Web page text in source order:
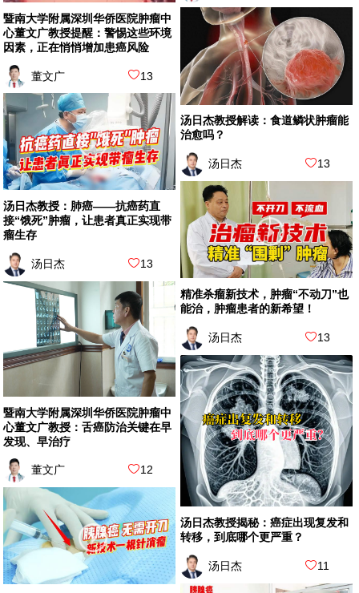
暨南大学附属深圳华侨医院肿瘤中
心董文广教授提醒：警惕这些环境
因素，正在悄悄增加患癌风险
董文广 13
汤日杰教授解读：食道鳞状肿瘤能
治愈吗？
汤日杰 13
汤日杰教授：肺癌——抗癌药直
接“饿死”肿瘤，让患者真正实现带
瘤生存
汤日杰 13
精准杀瘤新技术，肿瘤“不动刀”也
能治，肿瘤患者的新希望！
汤日杰 13
暨南大学附属深圳华侨医院肿瘤中
心董文广教授：舌癌防治关键在早
发现、早治疗
董文广 12
汤日杰教授揭秘：癌症出现复发和
转移，到底哪个更严重？
汤日杰 11